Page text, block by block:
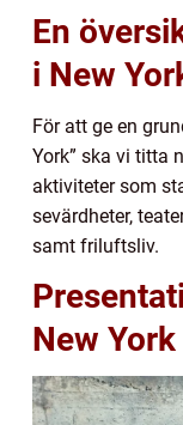
En
i New
För att ge en
York” ska vi titta
aktiviteter som
sevärdheter,
samt friluftsliv.
New York